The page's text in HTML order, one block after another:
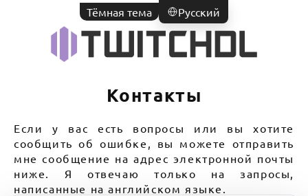
Тёмная тема Pусский
Контакты
Если у вас есть вопросы или вы хотите
сообщить об ошибке, вы можете отправить
мне сообщение на адрес электронной почты
ниже. Я отвечаю только на запросы,
написанные на английском языке.